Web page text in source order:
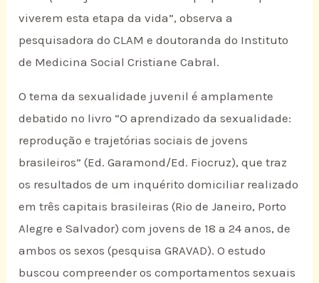
viverem esta etapa da vida”, observa a
pesquisadora do CLAM e doutoranda do Instituto
de Medicina Social Cristiane Cabral.
O tema da sexualidade juvenil é amplamente
debatido no livro “O aprendizado da sexualidade:
reprodução e trajetórias sociais de jovens
brasileiros” (Ed. Garamond/Ed. Fiocruz), que traz
os resultados de um inquérito domiciliar realizado
em três capitais brasileiras (Rio de Janeiro, Porto
Alegre e Salvador) com jovens de 18 a 24 anos, de
ambos os sexos (pesquisa GRAVAD). O estudo
buscou compreender os comportamentos sexuais